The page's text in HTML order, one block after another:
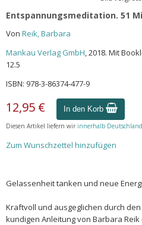
Entspannungsmeditation. 51
Von Reik, Barbara
Mankau Verlag GmbH, 2018. Mit
12.5
ISBN: 978-3-86374-477-9
12,95 € In den Korb
Diesen Artikel liefern wir innerhalb
Zum Wunschzettel hinzufügen
Gelassenheit tanken und neue
Kraftvoll und ausgeglichen durch
kundigen Anleitung von Barbara